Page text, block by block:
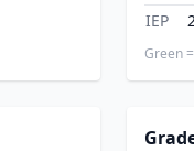
IEP
Green